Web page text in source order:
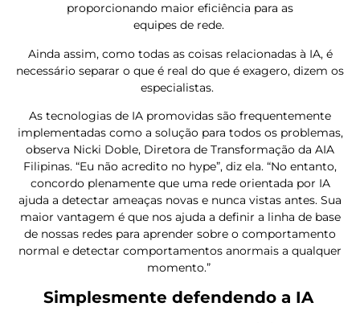
proporcionando maior eficiência para as
equipes de rede.
Ainda assim, como todas as coisas relacionadas à IA, é
necessário separar o que é real do que é exagero, dizem os
especialistas.
As tecnologias de IA promovidas são frequentemente
implementadas como a solução para todos os problemas,
observa Nicki Doble, Diretora de Transformação da AIA
Filipinas. “Eu não acredito no hype”, diz ela. “No entanto,
concordo plenamente que uma rede orientada por IA
ajuda a detectar ameaças novas e nunca vistas antes. Sua
maior vantagem é que nos ajuda a definir a linha de base
de nossas redes para aprender sobre o comportamento
normal e detectar comportamentos anormais a qualquer
momento.”
Simplesmente defendendo a IA